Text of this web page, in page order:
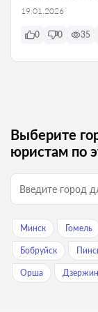
19.01.2026
0 0 35
Выберите
юристам по
Минск Гомель
Бобруйск
Орша